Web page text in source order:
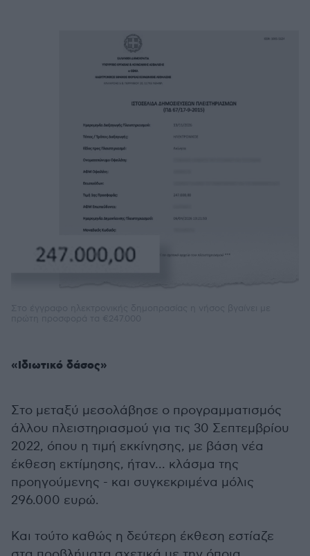
«Ιδιωτικό δάσος»
Στο μεταξύ μεσολάβησε ο προγραμματισμός
άλλου πλειστηριασμού για τις 30 Σεπτεμβρίου
2022, όπου η τιμή εκκίνησης, με βάση νέα
έκθεση εκτίμησης, ήταν... κλάσμα της
προηγούμενης - και συγκεκριμένα μόλις
296.000 ευρώ.
Και τούτο καθώς η δεύτερη έκθεση εστίαζε